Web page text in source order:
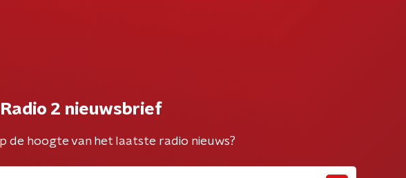
Radio 2 nieuwsbrief
de hoogte van het laatste radio nieuws?